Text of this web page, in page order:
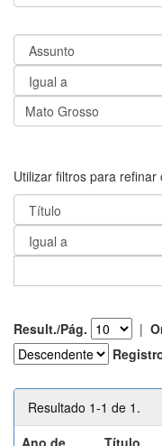
Utilizar filtros para
Result./Pág. |
Resultado 1-1 de 1.
Ano de
Título